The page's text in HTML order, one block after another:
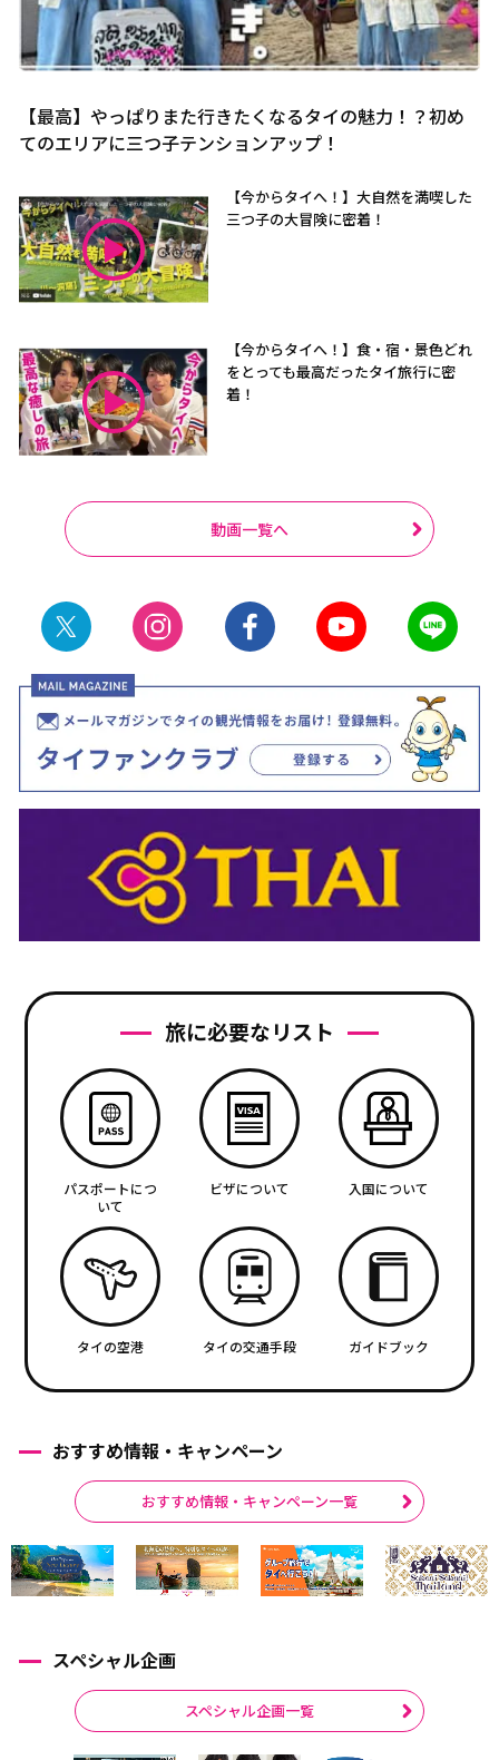
【最高】やっぱりまた行きたくなるタイの魅力！？初め
てのエリアに三つ子テンションアップ！
【今からタイへ！】大自然を満喫した
三つ子の大冒険に密着！
【今からタイへ！】食・宿・景色どれ
をとっても最高だったタイ旅行に密
着！
動画一覧へ
旅に必要なリスト
パスポートにつ
いて
ビザについて 入国について
タイの空港 タイの交通手段 ガイドブック
おすすめ情報・キャンペーン
おすすめ情報・キャンペーン一覧
スペシャル企画
スペシャル企画一覧